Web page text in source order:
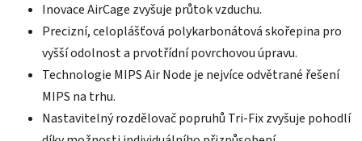
Inovace AirCage zvyšuje průtok vzduchu.
Precizní, celoplášťová polykarbonátová skořepina pro
vyšší odolnost a prvotřídní povrchovou úpravu.
Technologie MIPS Air Node je nejvíce odvětrané řešení
MIPS na trhu.
Nastavitelný rozdělovač popruhů Tri-Fix zvyšuje pohodlí